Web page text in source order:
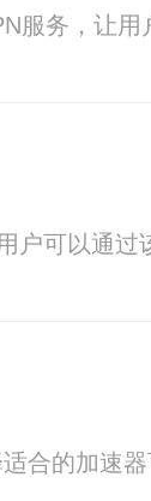
服务，让
可以通
合的加速